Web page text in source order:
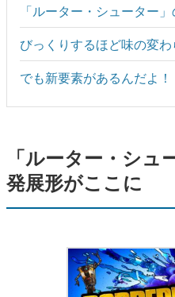
「ルーター・シューター
びっくりするほど味の変
でも新要素があるんだよ！
「ルーター・シュ
発展形がここに